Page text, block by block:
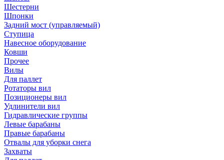
Шестерни
Шпонки
Задний мост (управляемый)
Ступица
Навесное оборудование
Ковши
Прочее
Вилы
Для паллет
Ротаторы вил
Позиционеры вил
Удлинители вил
Гидравлические группы
Левые барабаны
Правые барабаны
Отвалы для уборки снега
Захваты